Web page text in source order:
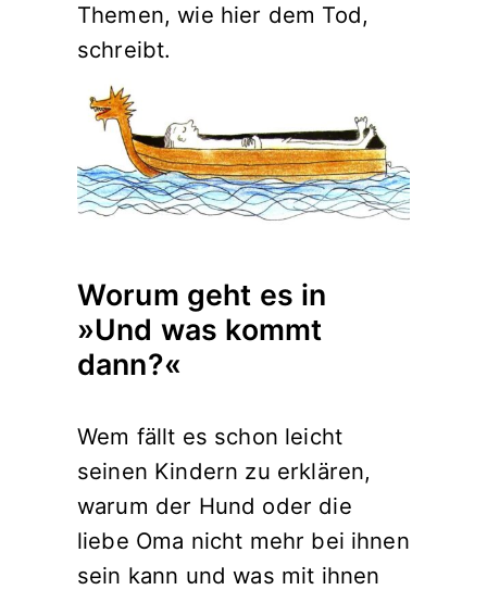
Themen, wie hier dem Tod,
schreibt.
Worum geht es in
»Und was kommt
dann?«
Wem fällt es schon leicht
seinen Kindern zu erklären,
warum der Hund oder die
liebe Oma nicht mehr bei ihnen
sein kann und was mit ihnen